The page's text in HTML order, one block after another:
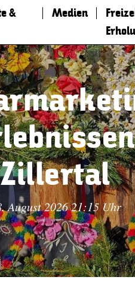
&
Medien
Zillertal
August 2026 21:15 Uhr